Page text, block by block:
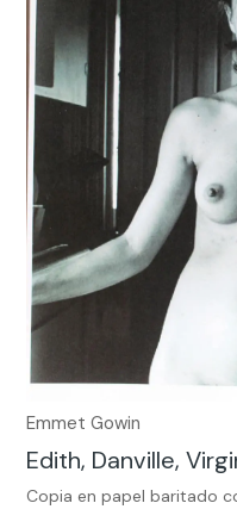
Emmet Gowin
Edith, Danville,
Copia en papel baritado